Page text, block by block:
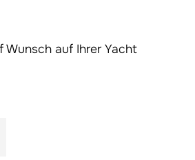
auf Ihrer Yacht